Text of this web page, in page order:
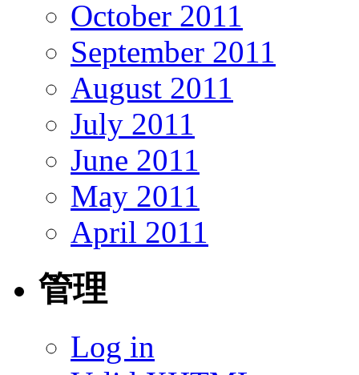
October 2011
September 2011
August 2011
July 2011
June 2011
May 2011
April 2011
管理
Log in